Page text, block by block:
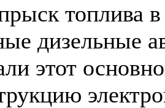
топлива
дизельные
этот